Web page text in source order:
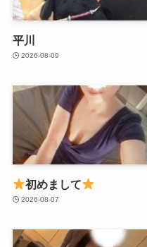
平川
2026-08-09
初めまして
2026-08-07